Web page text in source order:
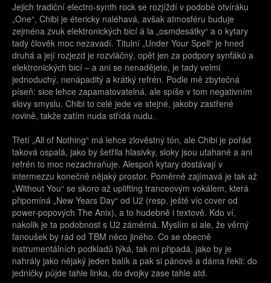
Jejich tradiční electro-synth rock se rozjíždí v podobě otvíráku
„One“, Chibi je étericky naléhavá, avšak atmosféru buduje
zejména zvuk elektronických bicí á la „osmdesátky“ a o kytary
tady člověk moc nezavadí. Titulní „Under Your Spell“ je hned
druhá a její rozjezd je rozvláčný, opět jen za podpory synťáků a
elektronických bicí – a ani se nenadějete, je tady velmi
jednoduchý, nenápaditý a krátký refrén. Podle mě zbytečná
píseň: sice lehce zapamatovatelná, ale spíše v tom negativním
slovy smyslu. Chibi to celé jede ve stejné, jakoby zastřené
rovině, takže zatím nuda střídá nudu.
Třetí „All of Nothing“ má lehce zlověstný tón, ale Chibi je pořád
taková ospalá, jako by šetřila hlasivky, sloky jsou utahané a ani
refrén to moc nezachraňuje. Alespoň kytary dostávají v
intermezzu konečně nějaký prostor. Poměrně zajímavá je tak až
„Without You“ se skoro až uplifting tranceovým vokálem, která
připomíná „New Years Day“ od U2 (resp. ještě víc cover od
power-popových The Anix), a to hudebně i textově. Kdo ví,
nakolik je ta podobnost s U2 záměrná. Myslím si ale, že věrný
fanoušek by rád od TBM něco jiného. Co se obecně
instrumentálních podkladů týká, tak mi připadá, jako by je
nahrály jako nějaký jeden balík a pak si pánové a dáma řekli: do
jedničky půjde tahle linka, do dvojky zase tahle atd.